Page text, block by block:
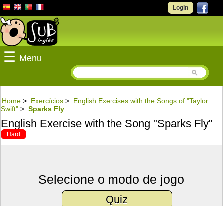
Login
☰ Menu
Home > Exercícios > English Exercises with the Songs of "Taylor
Swift" > Sparks Fly
English Exercise with the Song "Sparks Fly"
Hard
Selecione o modo de jogo
Quiz